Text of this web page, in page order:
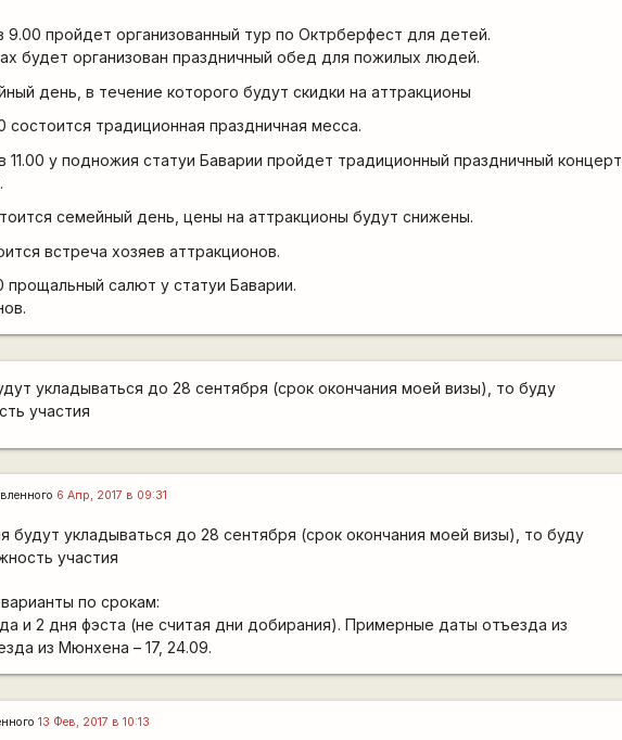
9.00 пройдет организованный тур по Октрберфест для детей.
будет организован праздничный обед для пожилых людей.
день, в течение которого будут скидки на аттракционы
состоится традиционная праздничная месса.
11.00 у подножия статуи Баварии пройдет традиционный праздничный концерт
семейный день, цены на аттракционы будут снижены.
встреча хозяев аттракционов.
прощальный салют у статуи Баварии.
укладываться до 28 сентября (срок окончания моей визы), то буду
участия
6 Апр, 2017 в 09:31
будут укладываться до 28 сентября (срок окончания моей визы), то буду
участия
по срокам:
и 2 дня фэста (не считая дни добирания). Примерные даты отъезда из
из Мюнхена – 17, 24.09.
13 Фев, 2017 в 10:13